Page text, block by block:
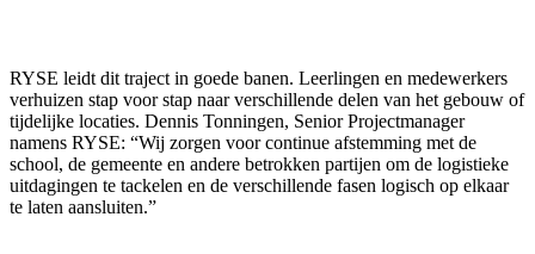
RYSE leidt dit traject in goede banen. Leerlingen en medewerkers
verhuizen stap voor stap naar verschillende delen van het gebouw of
tijdelijke locaties. Dennis Tonningen, Senior Projectmanager
namens RYSE: “Wij zorgen voor continue afstemming met de
school, de gemeente en andere betrokken partijen om de logistieke
uitdagingen te tackelen en de verschillende fasen logisch op elkaar
te laten aansluiten.”